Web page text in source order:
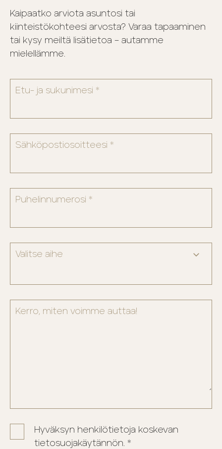
Kaipaatko arviota asuntosi tai
kiinteistökohteesi arvosta? Varaa tapaaminen
tai kysy meiltä lisätietoa – autamme
mielellämme.
Etu- ja sukunimesi *
Sähköpostiosoitteesi *
Puhelinnumerosi *
Kerro, miten voimme auttaa!
Hyväksyn henkilötietoja koskevan
tietosuojakäytännön. *